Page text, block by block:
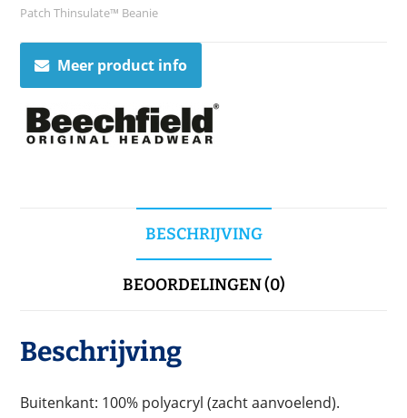
Patch Thinsulate™ Beanie
Meer product info
BESCHRIJVING
BEOORDELINGEN (0)
Beschrijving
Buitenkant: 100% polyacryl (zacht aanvoelend).